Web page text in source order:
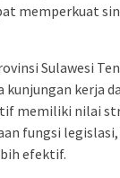
memperkuat
Sulawesi
kunjungan kerja
memiliki nilai
fungsi
efektif.